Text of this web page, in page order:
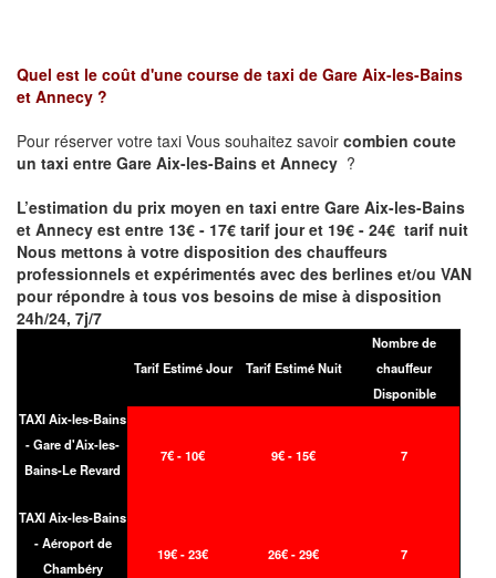
Quel est le coût d'une course de taxi de Gare Aix-les-Bains
et Annecy ?
Pour réserver votre taxi Vous souhaitez savoir combien coute
un taxi entre Gare Aix-les-Bains et Annecy ?
L’estimation du prix moyen en taxi entre Gare Aix-les-Bains
et Annecy est entre 13€ - 17€ tarif jour et 19€ - 24€ tarif nuit
Nous mettons à votre disposition des chauffeurs
professionnels et expérimentés avec des berlines et/ou VAN
pour répondre à tous vos besoins de mise à disposition
24h/24, 7j/7
Tarif Estimé Jour Tarif Estimé Nuit
Nombre de
chauffeur
Disponible
TAXI Aix-les-Bains
- Gare d'Aix-les-
Bains-Le Revard
7€ - 10€ 9€ - 15€ 7
TAXI Aix-les-Bains
- Aéroport de
Chambéry
19€ - 23€ 26€ - 29€ 7